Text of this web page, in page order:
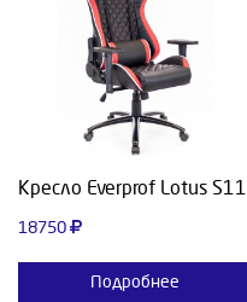
Кресло Everprof Lotus S11
18750
Подробнее
Выберите количество:
Продолжить Отмена